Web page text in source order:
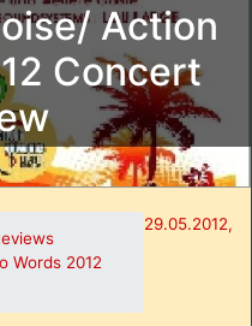
Action
Concert
29.05.2012,
Words 2012